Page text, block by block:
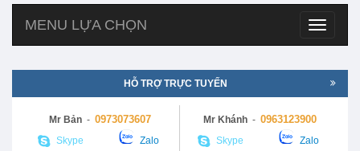
Toggle
MENU LỰA CHỌN
HỖ TRỢ TRỰC TUYẾN
Mr Bản- 0973073607
Skype Zalo
Mr Khánh - 0963123900
Skype Zalo